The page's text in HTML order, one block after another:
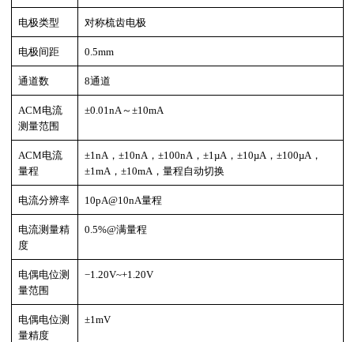
电极类型 对称梳齿电极
电极间距 0.5mm
通道数 8通道
ACM电流
测量范围
±0.01nA～±10mA
ACM电流
量程
±1nA，±10nA，±100nA，±1µA，±10µA，±100µA，
±1mA，±10mA，量程自动切换
电流分辨率 10pA@10nA量程
电流测量精
度
0.5%@满量程
电偶电位测
量范围
−1.20V~+1.20V
电偶电位测
量精度
±1mV